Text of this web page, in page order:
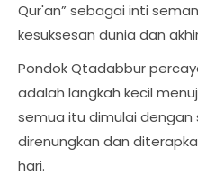
Qur'an” sebagai inti
kesuksesan dunia dan
Pondok Qtadabbur
adalah langkah kecil
semua itu dimulai
direnungkan dan
hari.